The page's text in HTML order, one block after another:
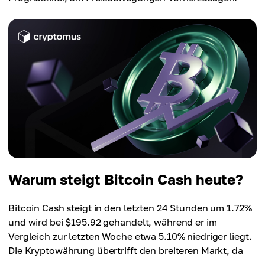
Warum steigt Bitcoin Cash heute?
Bitcoin Cash steigt in den letzten 24 Stunden um 1.72%
und wird bei $195.92 gehandelt, während er im
Vergleich zur letzten Woche etwa 5.10% niedriger liegt.
Die Kryptowährung übertrifft den breiteren Markt, da